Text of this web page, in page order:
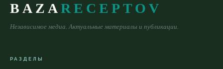
BAZARECEPTOV
Независимое медиа. Актуальные материалы и публикации.
РАЗДЕЛЫ